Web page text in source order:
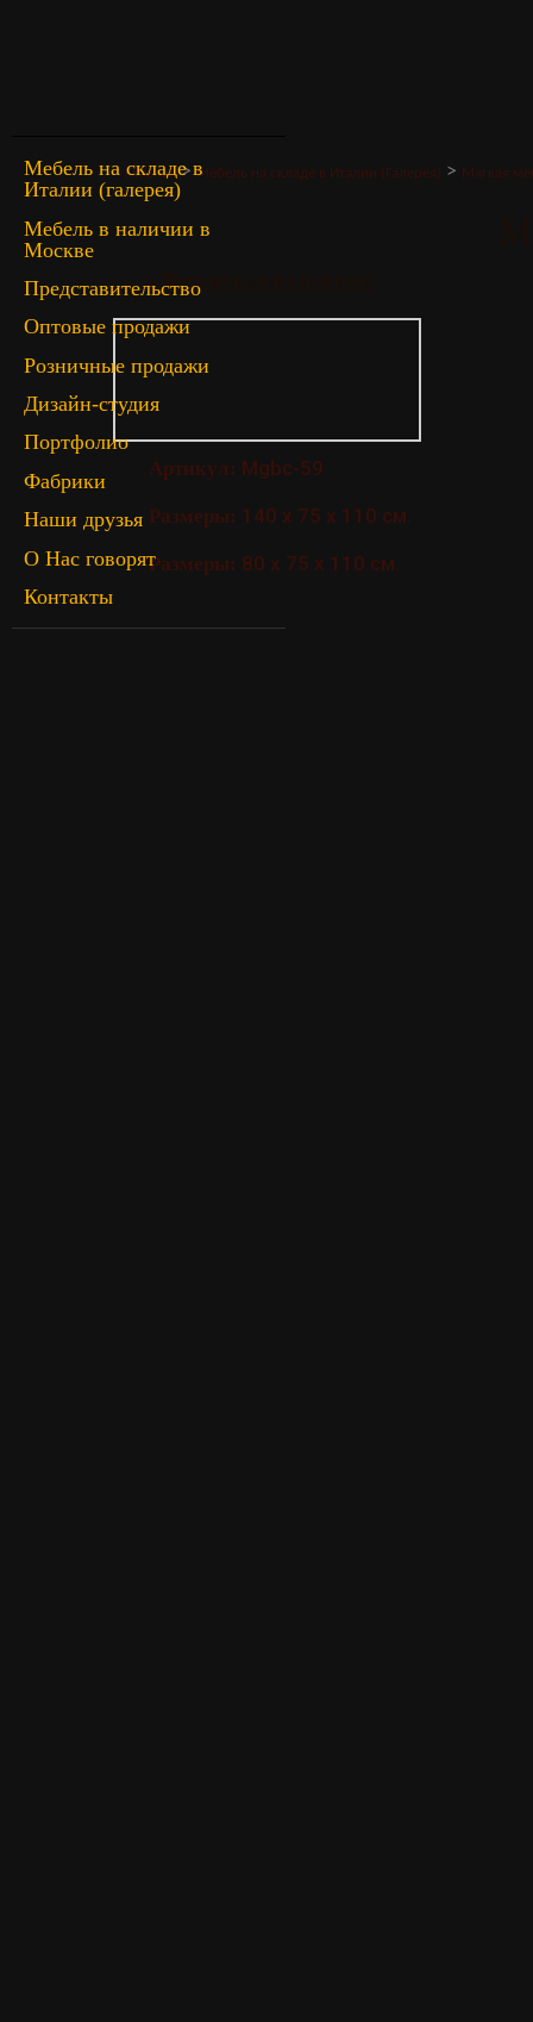
Мебель на складе в
Италии (галерея)
Мебель в наличии в
Москве
Представительство
Оптовые продажи
Розничные продажи
Дизайн-студия
Портфолио
Фабрики
Наши друзья
О Нас говорят
Контакты
Главная>Мебель на складе в Италии (Галерея) > Мягкая
« Вернуться в галерею
Артикул: Mgbc-59
Размеры: 140 х 75 х 110 см.
Размеры: 80 х 75 х 110 см.